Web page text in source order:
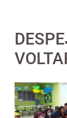
View
Larger
Image